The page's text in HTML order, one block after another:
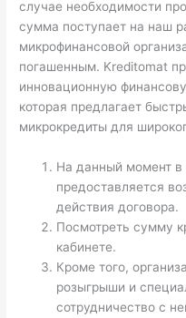
случае необходимости
сумма поступает на наш
микрофинансовой
погашенным. Kreditomat
инновационную
которая предлагает
микрокредиты для
На данный момент в
предоставляется
действия договора.
Посмотреть сумму
кабинете.
Кроме того,
розыгрыши и
сотрудничество с